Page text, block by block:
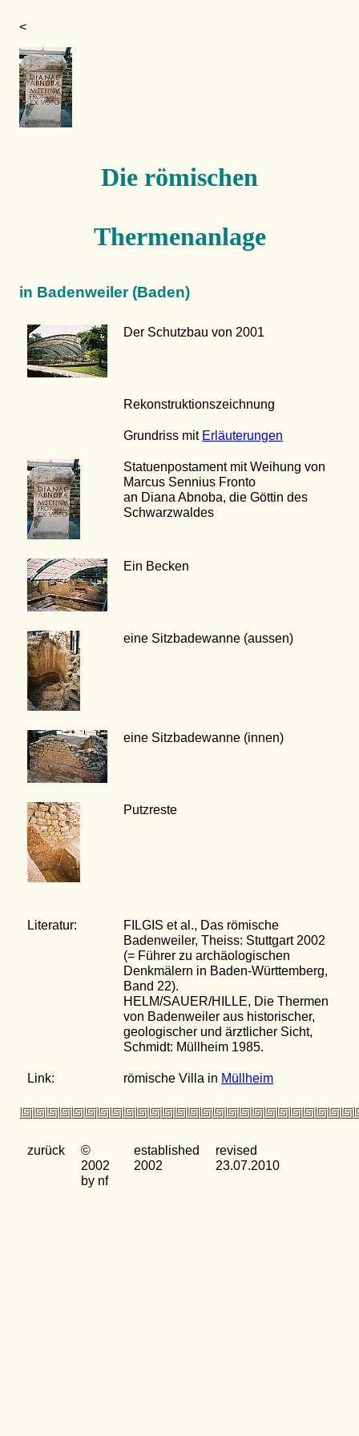
<
Die römischen
Thermenanlage
in Badenweiler (Baden)
Der Schutzbau von 2001
Rekonstruktionszeichnung
Grundriss mit Erläuterungen
Statuenpostament mit Weihung von
Marcus Sennius Fronto
an Diana Abnoba, die Göttin des
Schwarzwaldes
Ein Becken
eine Sitzbadewanne (aussen)
eine Sitzbadewanne (innen)
Putzreste
Literatur:
FILGIS et al., Das römische
Badenweiler, Theiss: Stuttgart 2002
(= Führer zu archäologischen
Denkmälern in Baden-Württemberg,
Band 22).
HELM/SAUER/HILLE, Die Thermen
von Badenweiler aus historischer,
geologischer und ärztlicher Sicht,
Schmidt: Müllheim 1985.
Link: römische Villa in Müllheim
zurück
©
2002
by nf
established
2002
revised
23.07.2010